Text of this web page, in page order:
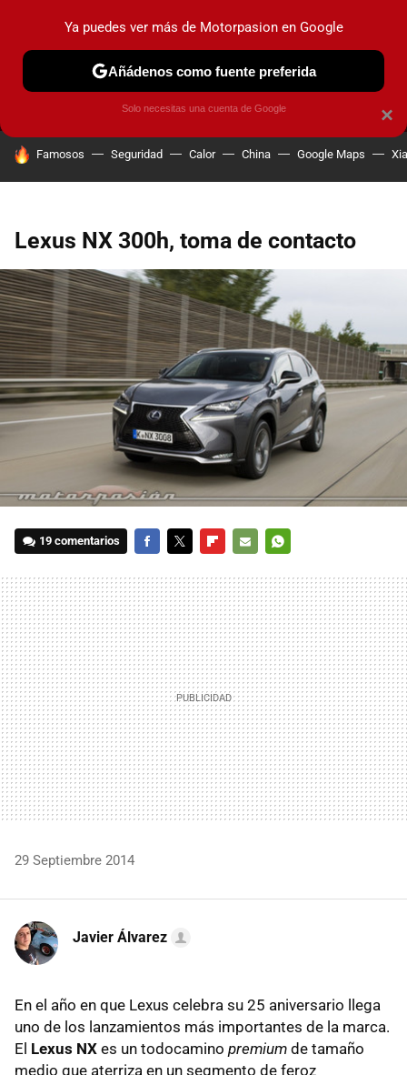
MENÚ NUEVO
COCHES ELÉCTRICOS OBSERVATORIO
HOY SE HABLA DE
Famosos Seguridad Calor China Google Maps
Lexus NX 300h, toma de contacto
19 comentarios
MAIL
29 Septiembre 2014
Javier Álvarez
En el año en que Lexus celebra su 25 aniversario llega
uno de los lanzamientos más importantes de la marca.
El Lexus NX es un todocamino premium de tamaño
medio que aterriza en un segmento de feroz
×
Ya puedes ver más de Motorpasion en Google
Añádenos como fuente preferida
Solo necesitas una cuenta de Google